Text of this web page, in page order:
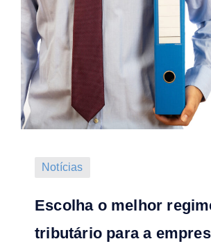
Notícias
Escolha o melhor
tributário para a